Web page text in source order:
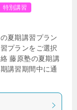
特別講習
夏期講習プラン
プランをご選択
藤原塾の夏期講
講習期間中に通